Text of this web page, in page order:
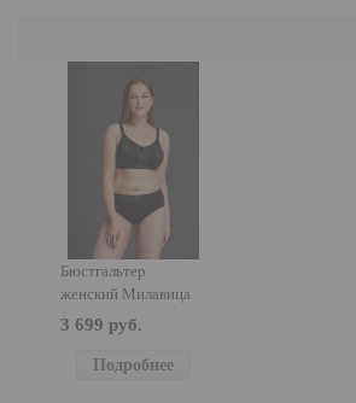
Бюстгальтер
женский Милавица
104040
3 699 руб.
Подробнее